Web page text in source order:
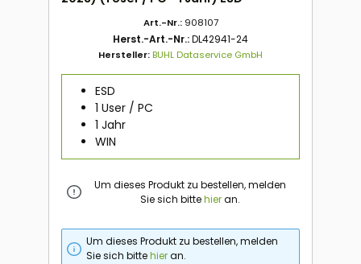
Art.-Nr.: 908107
Herst.-Art.-Nr.:DL42941-24
Hersteller:BUHL Dataservice GmbH
ESD
1 User / PC
1 Jahr
WIN
Um dieses Produkt zu bestellen, melden
Sie sich bittehieran.
Um dieses Produkt zu bestellen, melden
Sie sich bittehieran.